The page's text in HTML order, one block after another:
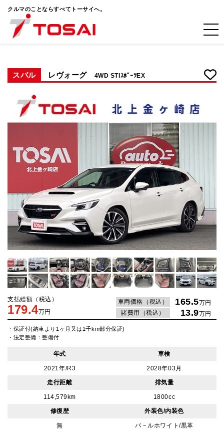
クルマのことならすべてトーサイへ。
スバル レヴォーグ 4WD STIｽﾎﾟｰﾂEX
支払総額（税込）
179.4万円
車両価格（税込） 165.5万円
諸費用（税込）
13.9万円
・保証付(納車より1ヶ月又は1千km部分保証)
・法定整備：整備付
年式 車検
2021年/R3
2028年03月
走行距離
排気量
114,579km
1800cc
修復歴
外装色/内装色
無 パ－ルホワイト/黒革